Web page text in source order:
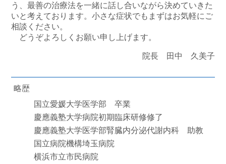
う、最善の治療法を一緒に話し合いながら決めていきた
いと考えております。小さな症状でもまずはお気軽にご
相談ください。
どうぞよろしくお願い申し上げます。
院長 田中 久美子
略歴
国立愛媛大学医学部 卒業
慶應義塾大学病院初期臨床研修修了
慶應義塾大学医学部腎臓内分泌代謝内科 助教
国立病院機構埼玉病院
横浜市立市民病院